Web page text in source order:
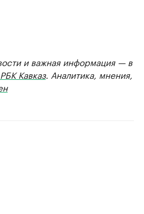
и важная информация — в
Кавказ. Аналитика, мнения,